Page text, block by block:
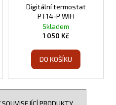
Digitální termostat
PT14-P WIFI
Skladem
1 050 Kč
DO KOŠÍKU